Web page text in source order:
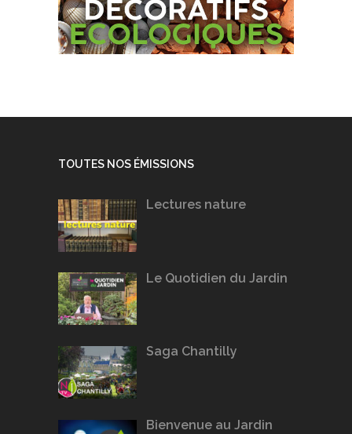
TOUTES NOS ÉMISSIONS
Lectures nature
Le Quotidien du Jardin
Saga Chantilly
Bienvenue au Jardin